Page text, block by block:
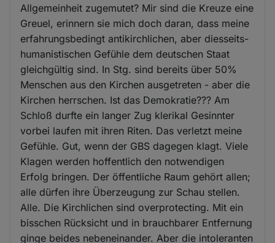
Allgemeinheit zugemutet? Mir sind die Kreuze eine
Greuel, erinnern sie mich doch daran, dass meine
erfahrungsbedingt antikirchlichen, aber diesseits-
humanistischen Gefühle dem deutschen Staat
gleichgültig sind. In Stg. sind bereits über 50%
Menschen aus den Kirchen ausgetreten - aber die
Kirchen herrschen. Ist das Demokratie??? Am
Schloß durfte ein langer Zug klerikal Gesinnter
vorbei laufen mit ihren Riten. Das verletzt meine
Gefühle. Gut, wenn der GBS dagegen klagt. Viele
Klagen werden hoffentlich den notwendigen
Erfolg bringen. Der öffentliche Raum gehört allen;
alle dürfen ihre Überzeugung zur Schau stellen.
Alle. Die Kirchlichen sind overprotecting. Mit ein
bisschen Rücksicht und in brauchbarer Entfernung
ginge beides nebeneinander. Aber die intoleranten